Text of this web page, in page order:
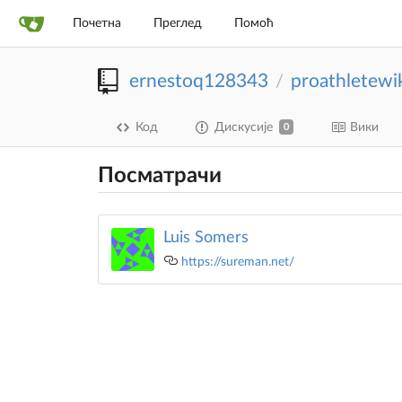
Почетна Преглед Помоћ
ernestoq128343 /
Код Дискусије 0 Вики
Посматрачи
Luis Somers
https://sureman.net/